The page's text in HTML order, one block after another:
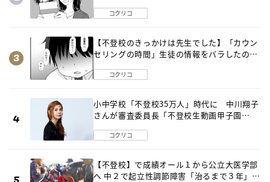
コクリコ
【不登校のきっかけは先生でした】「カウン
セリングの時間」生徒の情報をバラしたの
コクリコ
小中学校「不登校35万人」時代に 中川翔子
さんが審査委員長「不登校生動画甲子園
コクリコ
【不登校】で成績オール１から公立大医学部
へ 中２で起立性調節障害「治るまで３年」の